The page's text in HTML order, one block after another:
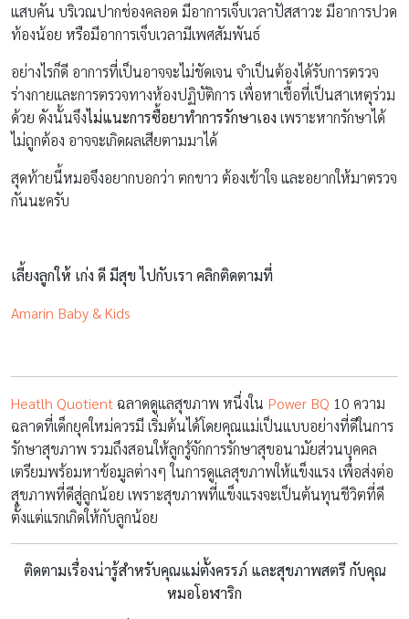
แสบคัน บริเวณปากช่องคลอด มีอาการเจ็บเวลาปัสสาวะ มีอาการปวด
ท้องน้อย หรือมีอาการเจ็บเวลามีเพศสัมพันธ์
อย่างไรก็ดี อาการที่เป็นอาจจะไม่ชัดเจน จำเป็นต้องได้รับการตรวจ
ร่างกายและการตรวจทางห้องปฏิบัติการ เพื่อหาเชื้อที่เป็นสาเหตุร่วม
ด้วย ดังนั้นจึงไม่แนะการซื้อยาทำการรักษาเอง เพราะหากรักษาได้
ไม่ถูกต้อง อาจจะเกิดผลเสียตามมาได้
สุดท้ายนี้หมอจึงอยากบอกว่า ตกขาว ต้องเข้าใจ และอยากให้มาตรวจ
กันนะครับ
เลี้ยงลูกให้ เก่ง ดี มีสุข ไปกับเรา คลิกติดตามที่
Amarin Baby & Kids
Heatlh Quotient ฉลาดดูแลสุขภาพ หนึ่งใน Power BQ 10 ความ
ฉลาดที่เด็กยุคใหม่ควรมี เริ่มต้นได้โดยคุณแม่เป็นแบบอย่างที่ดีในการ
รักษาสุขภาพ รวมถึงสอนให้ลูกรู้จักการรักษาสุขอนามัยส่วนบุคคล
เตรียมพร้อมหาข้อมูลต่างๆ ในการดูแลสุขภาพให้แข็งแรง เพื่อส่งต่อ
สุขภาพที่ดีสู่ลูกน้อย เพราะสุขภาพที่แข็งแรงจะเป็นต้นทุนชีวิตที่ดี
ตั้งแต่แรกเกิดให้กับลูกน้อย
ติดตามเรื่องน่ารู้สำหรับคุณแม่ตั้งครรภ์ และสุขภาพสตรี กับคุณ
หมอโอฬาริก